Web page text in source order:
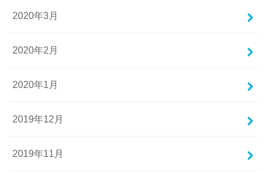
2020年3月
2020年2月
2020年1月
2019年12月
2019年11月